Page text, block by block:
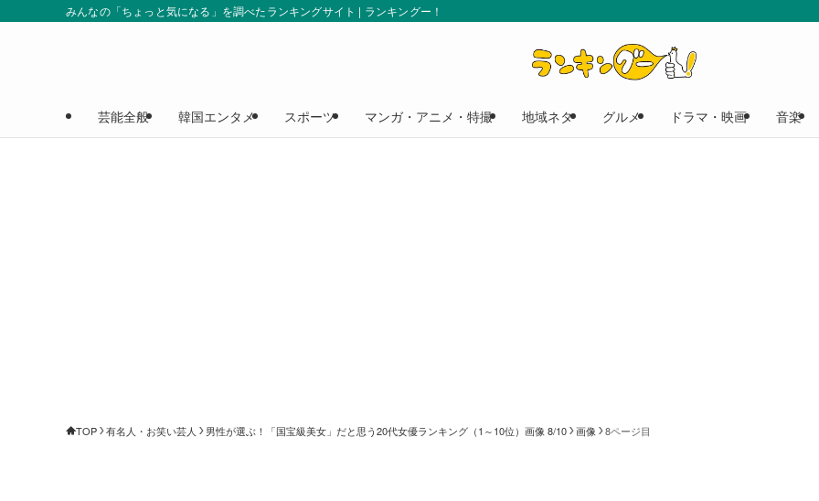
みんなの「ちょっと気になる」を調べたランキングサイト | ランキングー！
芸能全般 韓国エンタメ スポーツ マンガ・アニメ・特撮 地域ネタ グルメ ドラマ・映画 音楽
TOP 有名人・お笑い芸人 男性が選ぶ！「国宝級美女」だと思う20代女優ランキング（1～10位）画像 8/10 画像 8ページ目